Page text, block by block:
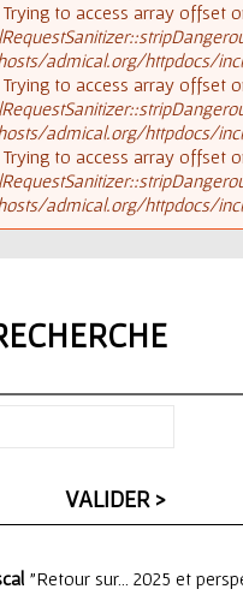
Trying to access array offset
admical.org/httpdocs/
Trying to access array offset
admical.org/httpdocs/
Trying to access array offset
admical.org/httpdocs/
"Retour sur... 2025 et